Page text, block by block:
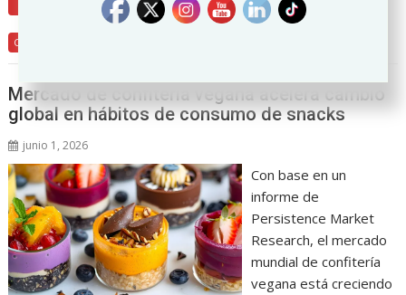
Comercio
Mercado de confitería vegana acelera cambio
global en hábitos de consumo de snacks
junio 1, 2026
Con base en un
informe de
Persistence Market
Research, el mercado
mundial de confitería
vegana está creciendo